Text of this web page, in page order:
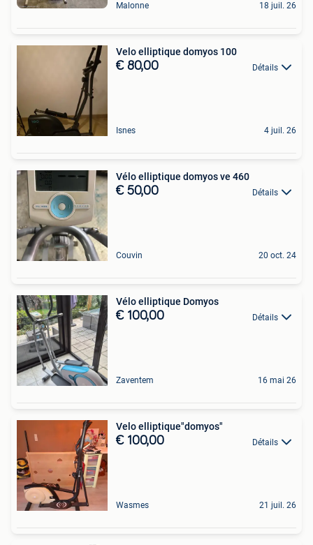
Malonne 18 juil. 26
Velo elliptique domyos 100
€ 80,00 Détails
Isnes 4 juil. 26
Vélo elliptique domyos ve 460
€ 50,00 Détails
Couvin 20 oct. 24
Vélo elliptique Domyos
€ 100,00 Détails
Zaventem 16 mai 26
Velo elliptique"domyos"
€ 100,00 Détails
Wasmes 21 juil. 26